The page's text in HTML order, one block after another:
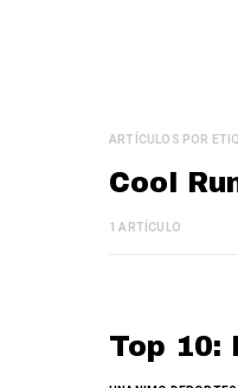
ARTÍCULOS POR
Cool
1 ARTÍCULO
Top 10: